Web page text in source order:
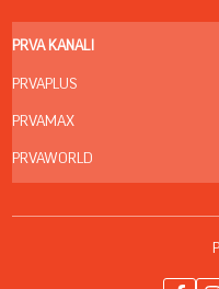
PRVA KANALI
PRVAPLUS
PRVAMAX
PRVAWORLD